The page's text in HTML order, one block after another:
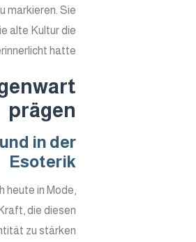
markieren. Sie
alte Kultur die
hatte.
prägen
in der
Esoterik
heute in Mode,
die diesen
zu stärken.